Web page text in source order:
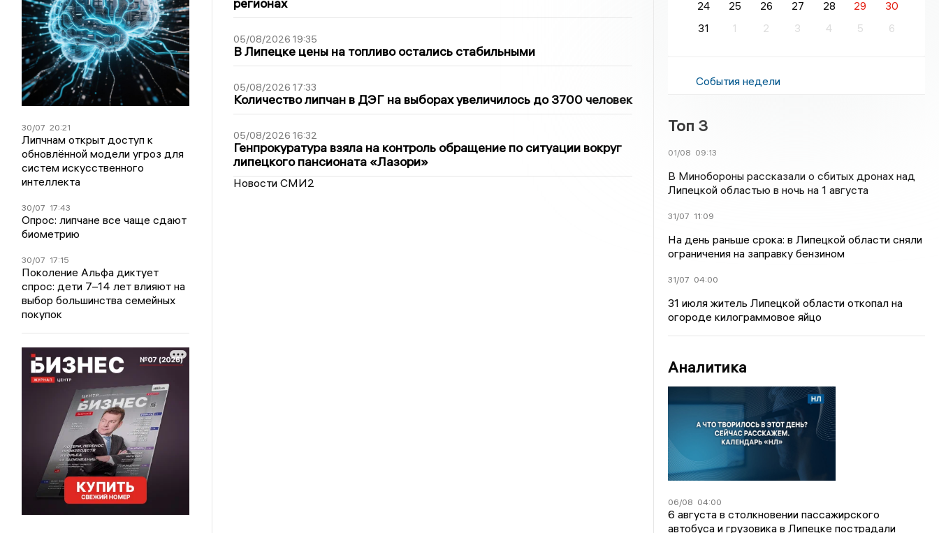
30/07 20:21
Липчнам открыт доступ к
обновлённой модели угроз для
систем искусственного
интеллекта
30/07 17:43
Опрос: липчане все чаще сдают
биометрию
30/07 17:15
Поколение Альфа диктует
спрос: дети 7–14 лет влияют на
выбор большинства семейных
покупок
регионах
05/08/2026 19:35
В Липецке цены на топливо остались стабильными
05/08/2026 17:33
Количество липчан в ДЭГ на выборах увеличилось до 3700 человек
05/08/2026 16:32
Генпрокуратура взяла на контроль обращение по ситуации вокруг
липецкого пансионата «Лазори»
Новости СМИ2
24
25 26 27 28 29
30
31
1 2 3 4 5 6
События недели
Топ 3
01/08 09:13
В Минобороны рассказали о сбитых дронах над
Липецкой областью в ночь на 1 августа
31/07 11:09
На день раньше срока: в Липецкой области сняли
ограничения на заправку бензином
31/07 04:00
31 июля житель Липецкой области откопал на
огороде килограммовое яйцо
Аналитика
06/08 04:00
6 августа в столкновении пассажирского
автобуса и грузовика в Липецке пострадали